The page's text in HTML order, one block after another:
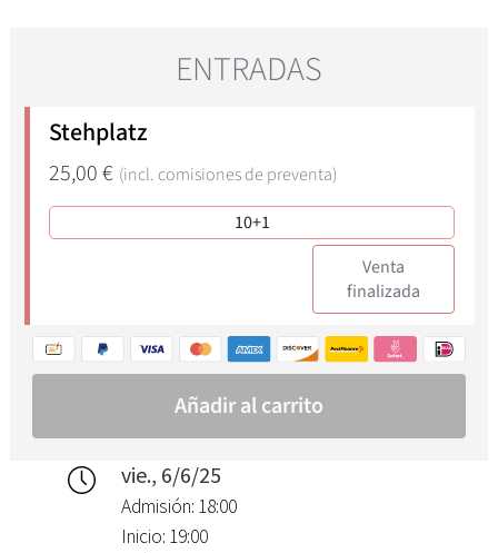
vie., 6/6/25
Admisión: 18:00
Inicio: 19:00